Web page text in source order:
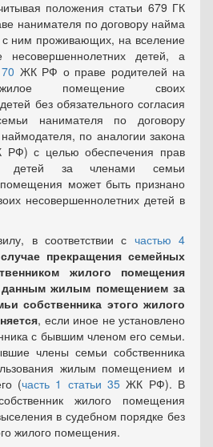
положения статьи 679 ГК
нанимателя по договору найма
с ним проживающих, на вселение
детей, а
ЖК РФ о праве родителей на
помещение своих
без обязательного согласия
нанимателя по договору
по аналогии закона
РФ) с целью обеспечения прав
детей за членами семьи
помещения может быть признано
несовершеннолетних детей в
в соответствии с частью 4
прекращения семейных
жилого помещения
данным жилым помещением за
собственника этого жилого
, если иное не установлено
с бывшим членом его семьи.
члены семьи собственника
жилым помещением и
(часть 1 статьи 35 ЖК РФ). В
жилого помещения
в судебном порядке без
жилого помещения.